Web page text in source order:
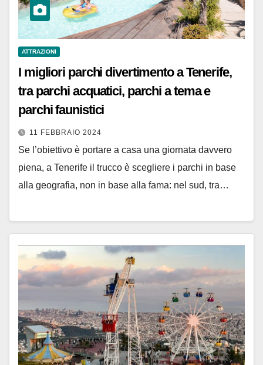
ATTRAZIONI
I migliori parchi divertimento a Tenerife,
tra parchi acquatici, parchi a tema e
parchi faunistici
11 FEBBRAIO 2024
Se l’obiettivo è portare a casa una giornata davvero
piena, a Tenerife il trucco è scegliere i parchi in base
alla geografia, non in base alla fama: nel sud, tra…